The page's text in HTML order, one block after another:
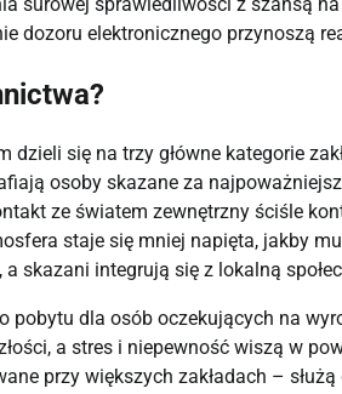
dozoru elektronicznego przynoszą
się na trzy główne kategorie
osoby skazane za
ze światem zewnętrzny ściśle
staje się mniej napięta, jakby
skazani integrują się z lokalną
pobytu dla osób oczekujących na
a stres i niepewność wiszą w
przy większych zakładach – służą